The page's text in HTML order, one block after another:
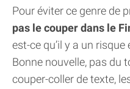
Pour éviter ce genre de
pas le couper dans le
est-ce qu’il y a un
Bonne nouvelle, pas du
couper-coller de texte,